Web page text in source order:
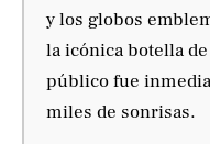
y los globos
la icónica botella
público fue
miles de sonrisas.